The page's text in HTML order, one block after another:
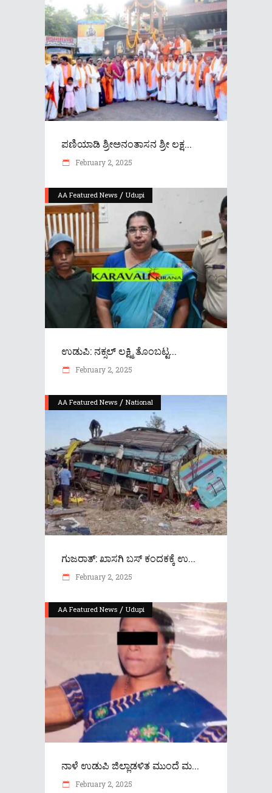
ಪಣಿಯಾಡಿ ಶ್ರೀಅನಂತಾಸನ ಶ್ರೀ ಲಕ್ಷ...
February 2, 2025
AA Featured News / Udupi
ಉಡುಪಿ: ನಕ್ಸಲ್ ಲಕ್ಷ್ಮಿ ತೊಂಬಟ್ಟ...
February 2, 2025
AA Featured News / National
ಗುಜರಾತ್: ಖಾಸಗಿ ಬಸ್ ಕಂದಕಕ್ಕೆ ಉ...
February 2, 2025
AA Featured News / Udupi
ನಾಳೆ ಉಡುಪಿ ಜಿಲ್ಲಾಡಳಿತ ಮುಂದೆ ಮ...
February 2, 2025